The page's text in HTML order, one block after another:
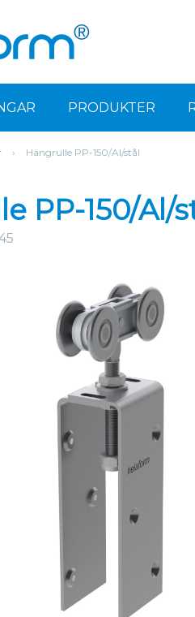
PRODUKTER
› Hängrulle PP-150/Al/stål
PP-150/Al/